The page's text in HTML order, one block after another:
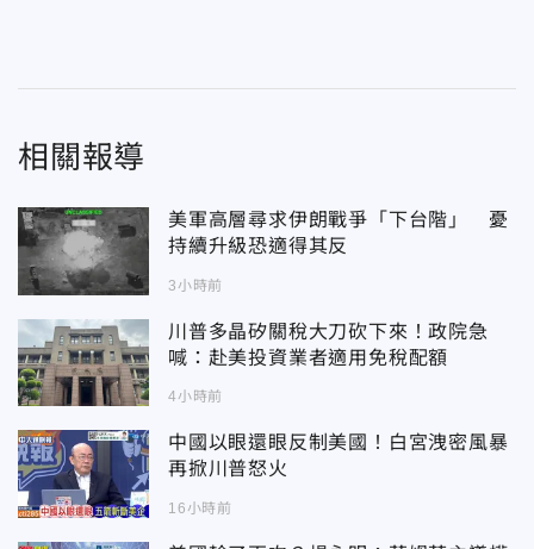
相關報導
美軍高層尋求伊朗戰爭「下台階」 憂
持續升級恐適得其反
3小時前
川普多晶矽關稅大刀砍下來！政院急
喊：赴美投資業者適用免稅配額
4小時前
中國以眼還眼反制美國！白宮洩密風暴
再掀川普怒火
16小時前